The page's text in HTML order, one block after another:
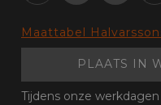
Sloten
TelefoonMaattabel
PLAATS IN
Tijdens onze